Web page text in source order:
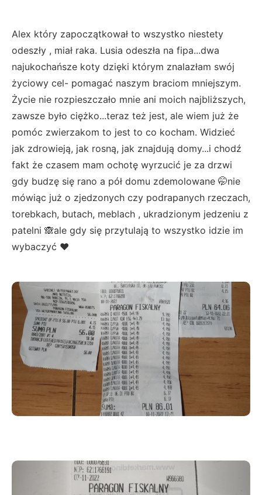
Alex który zapoczątkował to wszystko niestety
odeszły , miał raka. Lusia odeszła na fipa...dwa
najukochańsze koty dzięki którym znalazłam swój
życiowy cel- pomagać naszym braciom mniejszym.
Życie nie rozpieszczało mnie ani moich najbliższych,
zawsze było ciężko...teraz też jest, ale wiem już że
pomóc zwierzakom to jest to co kocham. Widzieć
jak zdrowieją, jak rosną, jak znajdują domy...i chodź
fakt że czasem mam ochotę wyrzucić je za drzwi
gdy budzę się rano a pół domu zdemolowane 🤭nie
mówiąc już o zjedzonych czy podrapanych rzeczach,
torebkach, butach, meblach , ukradzionym jedzeniu z
patelni 🙈ale gdy się przytulają to wszystko idzie im
wybaczyć ♥️